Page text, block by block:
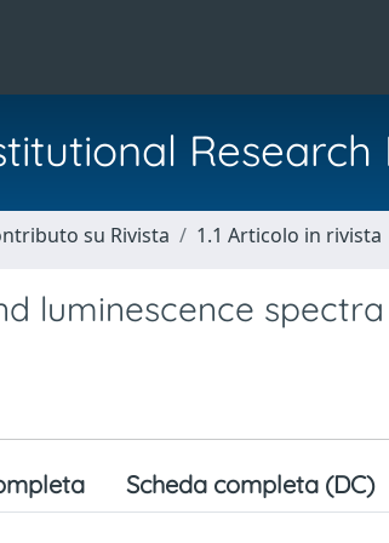
su Rivista 1.1 Articolo in rivista
luminescence
Scheda completa (DC)